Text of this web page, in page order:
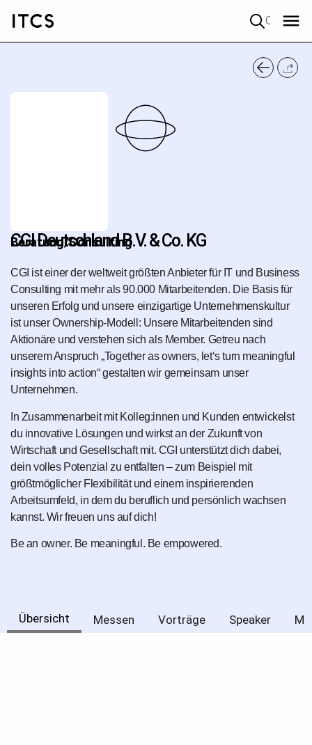
CGI Deutschland B.V. & Co. KG
Beratung/Consulting
CGI ist einer der weltweit größten Anbieter für IT und Business
Consulting mit mehr als 90.000 Mitarbeitenden. Die Basis für
unseren Erfolg und unsere einzigartige Unternehmenskultur
ist unser Ownership-Modell: Unsere Mitarbeitenden sind
Aktionäre und verstehen sich als Member. Getreu nach
unserem Anspruch „Together as owners, let‘s turn meaningful
insights into action“ gestalten wir gemeinsam unser
Unternehmen.
In Zusammenarbeit mit Kolleg:innen und Kunden entwickelst
du innovative Lösungen und wirkst an der Zukunft von
Wirtschaft und Gesellschaft mit. CGI unterstützt dich dabei,
dein volles Potenzial zu entfalten – zum Beispiel mit
größtmöglicher Flexibilität und einem inspirierenden
Arbeitsumfeld, in dem du beruflich und persönlich wachsen
kannst. Wir freuen uns auf dich!
Be an owner. Be meaningful. Be empowered.
Übersicht Messen Vorträge Speaker